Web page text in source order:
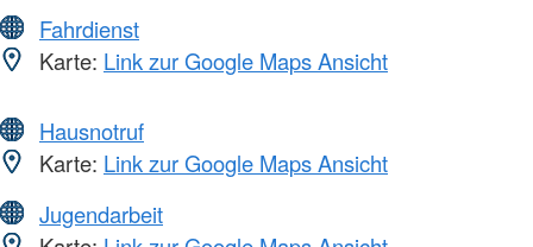
Fahrdienst
Karte: Link zur Google Maps Ansicht
Hausnotruf
Karte: Link zur Google Maps Ansicht
Jugendarbeit